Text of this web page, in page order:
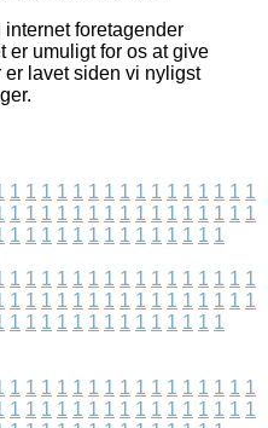
foretagender
er umuligt for os at give
lavet siden vi nyligst
1 1 1 1 1 1 1 1 1 1 1 1 1 1 1 1
1 1 1 1 1 1 1 1 1 1 1 1 1 1 1 1
1 1 1 1 1 1 1 1 1 1 1 1 1 1
1 1 1 1 1 1 1 1 1 1 1 1 1 1 1 1
1 1 1 1 1 1 1 1 1 1 1 1 1 1 1 1
1 1 1 1 1 1 1 1 1 1 1 1 1 1
1 1 1 1 1 1 1 1 1 1 1 1 1 1 1 1
1 1 1 1 1 1 1 1 1 1 1 1 1 1 1 1